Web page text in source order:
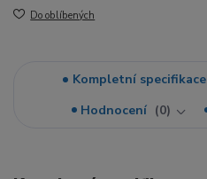
Do oblíbených
Kompletní specifikace
Hodnocení
0